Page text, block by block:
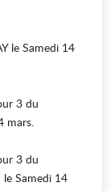
le Samedi 14
3 du
mars.
3 du
Samedi 14